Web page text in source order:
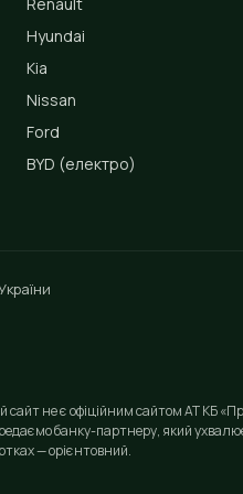
Hyundai
Kia
Nissan
Ford
BYD (електро)
сайт не є офіційним сайтом АТ КБ
банку-партнеру, який
— орієнтовний.